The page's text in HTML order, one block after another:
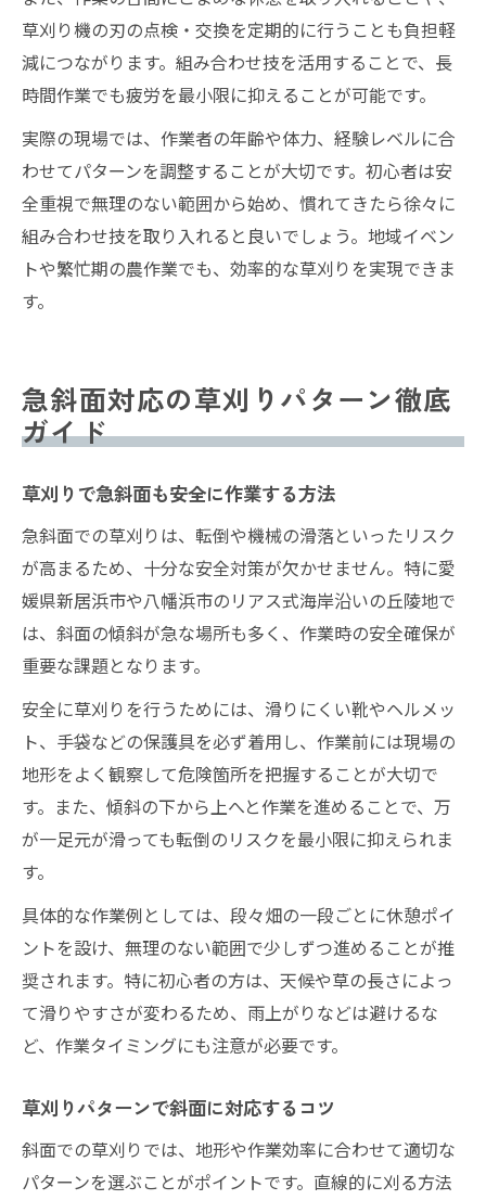
草刈り機の刃の点検・交換を定期的に行うことも負担軽
減につながります。組み合わせ技を活用することで、長
時間作業でも疲労を最小限に抑えることが可能です。
実際の現場では、作業者の年齢や体力、経験レベルに合
わせてパターンを調整することが大切です。初心者は安
全重視で無理のない範囲から始め、慣れてきたら徐々に
組み合わせ技を取り入れると良いでしょう。地域イベン
トや繁忙期の農作業でも、効率的な草刈りを実現できま
す。
急斜面対応の草刈りパターン徹底
ガイド
草刈りで急斜面も安全に作業する方法
急斜面での草刈りは、転倒や機械の滑落といったリスク
が高まるため、十分な安全対策が欠かせません。特に愛
媛県新居浜市や八幡浜市のリアス式海岸沿いの丘陵地で
は、斜面の傾斜が急な場所も多く、作業時の安全確保が
重要な課題となります。
安全に草刈りを行うためには、滑りにくい靴やヘルメッ
ト、手袋などの保護具を必ず着用し、作業前には現場の
地形をよく観察して危険箇所を把握することが大切で
す。また、傾斜の下から上へと作業を進めることで、万
が一足元が滑っても転倒のリスクを最小限に抑えられま
す。
具体的な作業例としては、段々畑の一段ごとに休憩ポイ
ントを設け、無理のない範囲で少しずつ進めることが推
奨されます。特に初心者の方は、天候や草の長さによっ
て滑りやすさが変わるため、雨上がりなどは避けるな
ど、作業タイミングにも注意が必要です。
草刈りパターンで斜面に対応するコツ
斜面での草刈りでは、地形や作業効率に合わせて適切な
パターンを選ぶことがポイントです。直線的に刈る方法